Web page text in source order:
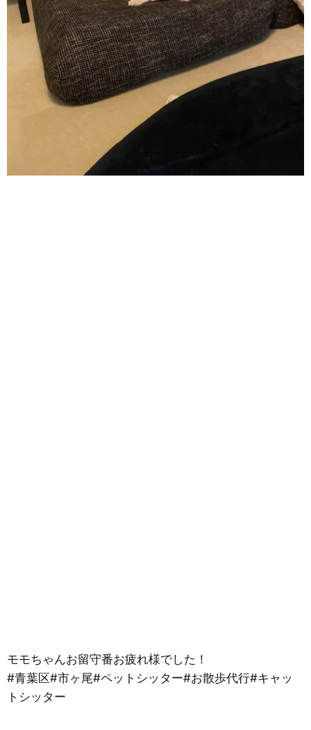
モモちゃんお留守番お疲れ様でした！
#青葉区#市ヶ尾#ペットシッター#お散歩代行#キャッ
トシッター